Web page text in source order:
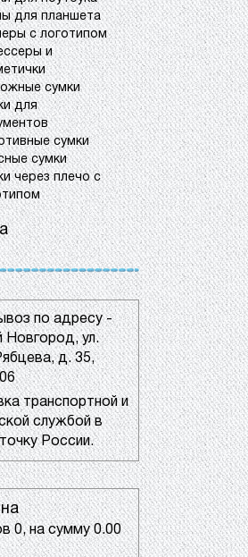
для планшета
с логотипом
и
сумки
для
сумки
сумки
через плечо с
по адресу -
Новгород, ул.
д. 35,
транспортной и
службой в
России.
0, на сумму0.00